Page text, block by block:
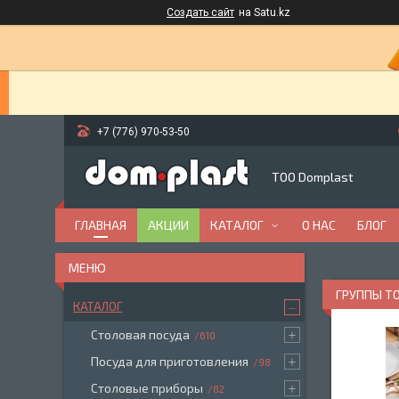
Создать сайт на Satu.kz
+7 (776) 970-53-50
ТОО Domplast
ГЛАВНАЯ АКЦИИ КАТАЛОГ О НАС БЛОГ
ГРУППЫ
КАТАЛОГ
Столовая посуда 610
Посуда для приготовления 98
Столовые приборы 82